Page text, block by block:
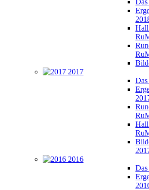
2017
2016